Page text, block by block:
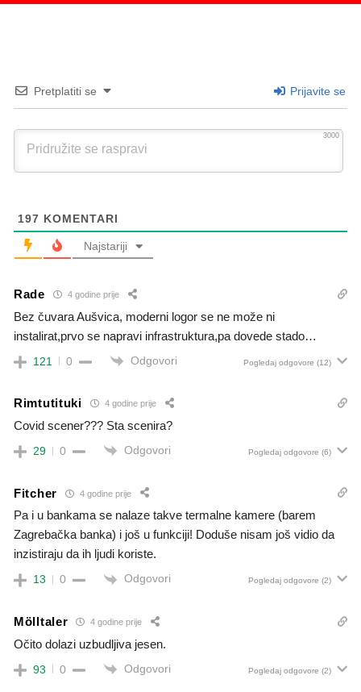
Pretplatiti se Prijavite se
3000
197 KOMENTARI
Najstariji
Rade 4 godine prije
Bez čuvara Aušvica, moderni logor se ne može ni
instalirat,prvo se napravi infrastruktura,pa dovede stado…
121 0 Odgovori Pogledaj odgovore (12)
Rimtutituki 4 godine prije
Covid scener??? Sta scenira?
29 0 Odgovori Pogledaj odgovore (6)
Fitcher 4 godine prije
Pa i u bankama se nalaze takve termalne kamere (barem
Zagrebačka banka) i još u funkciji! Doduše nisam još vidio da
inzistiraju da ih ljudi koriste.
13 0 Odgovori Pogledaj odgovore (2)
Mölltaler 4 godine prije
Očito dolazi uzbudljiva jesen.
93 0 Odgovori Pogledaj odgovore (2)